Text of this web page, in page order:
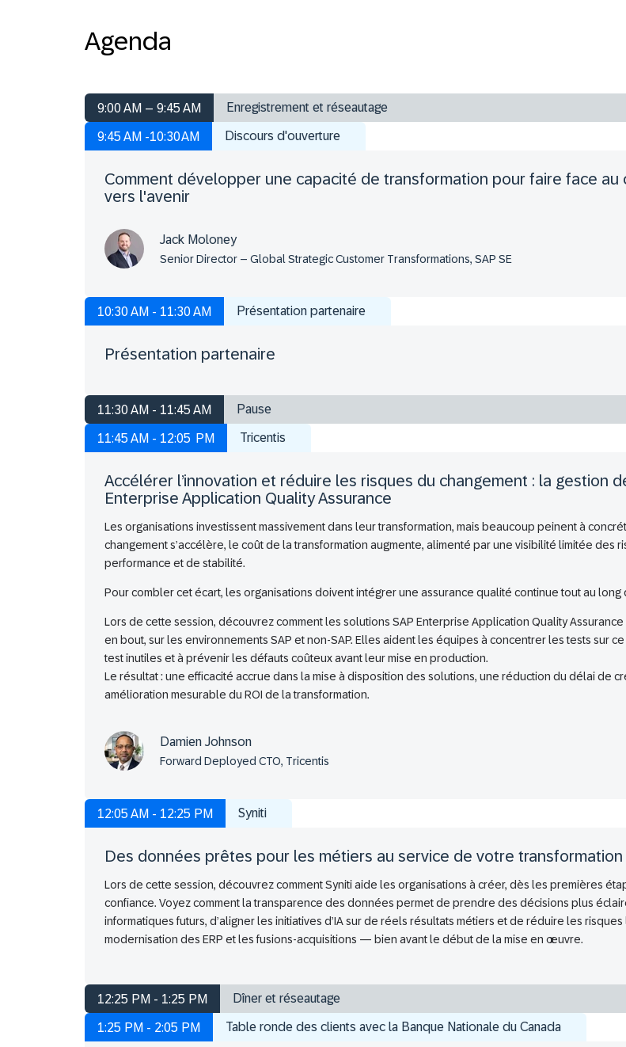
Agenda
9:00 AM – 9:45 AM Enregistrement et réseautage
9:45 AM -10:30 AM Discours d'ouverture
Comment développer une capacité de transformation pour faire face
vers l'avenir
Jack Moloney
Senior Director – Global Strategic Customer Transformations, SAP SE
10:30 AM - 11:30 AM Présentation partenaire
Présentation partenaire
11:30 AM - 11:45 AM Pause
11:45 AM - 12:05 PM Tricentis
Accélérer l’innovation et réduire les risques du changement : la gestion
Enterprise Application Quality Assurance
Les organisations investissent massivement dans leur transformation, mais beaucoup peinent à
changement s’accélère, le coût de la transformation augmente, alimenté par une visibilité limitée
performance et de stabilité.
Pour combler cet écart, les organisations doivent intégrer une assurance qualité continue tout au
Lors de cette session, découvrez comment les solutions SAP Enterprise Application Quality
en bout, sur les environnements SAP et non‑SAP. Elles aident les équipes à concentrer les tests sur
test inutiles et à prévenir les défauts coûteux avant leur mise en production.
Le résultat : une efficacité accrue dans la mise à disposition des solutions, une réduction du délai de
amélioration mesurable du ROI de la transformation.
Damien Johnson
Forward Deployed CTO, Tricentis
12:05 AM - 12:25 PM Syniti
Des données prêtes pour les métiers au service de votre transformation
Lors de cette session, découvrez comment Syniti aide les organisations à créer, dès les premières
confiance. Voyez comment la transparence des données permet de prendre des décisions plus
informatiques futurs, d’aligner les initiatives d’IA sur de réels résultats métiers et de réduire les
modernisation des ERP et les fusions-acquisitions — bien avant le début de la mise en œuvre.
12:25 PM - 1:25 PM Dîner et réseautage
1:25 PM - 2:05 PM Table ronde des clients avec la Banque Nationale du Canada